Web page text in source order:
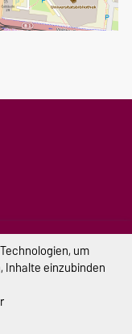
um
Inhalte einzubinden